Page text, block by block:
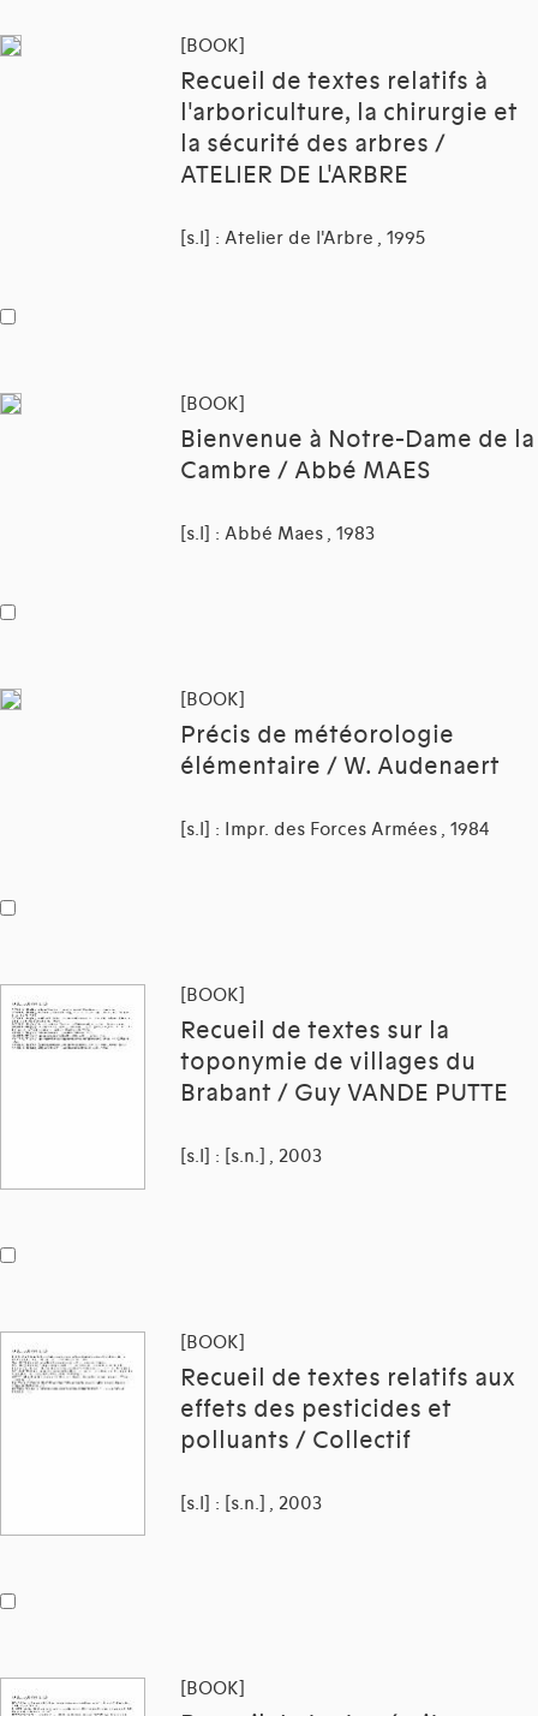
[BOOK]
Recueil de textes relatifs à
l'arboriculture, la chirurgie et
la sécurité des arbres /
ATELIER DE L'ARBRE
[s.l] : Atelier de l'Arbre , 1995
[BOOK]
Bienvenue à Notre-Dame de la
Cambre / Abbé MAES
[s.l] : Abbé Maes , 1983
[BOOK]
Précis de météorologie
élémentaire / W. Audenaert
[s.l] : Impr. des Forces Armées , 1984
[BOOK]
Recueil de textes sur la
toponymie de villages du
Brabant / Guy VANDE PUTTE
[s.l] : [s.n.] , 2003
[BOOK]
Recueil de textes relatifs aux
effets des pesticides et
polluants / Collectif
[s.l] : [s.n.] , 2003
[BOOK]